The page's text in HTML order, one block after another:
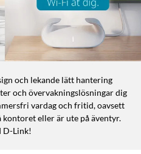
och lekande lätt hantering
och övervakningslösningar dig
vardag och fritid, oavsett
eller är ute på äventyr.
D-Link!